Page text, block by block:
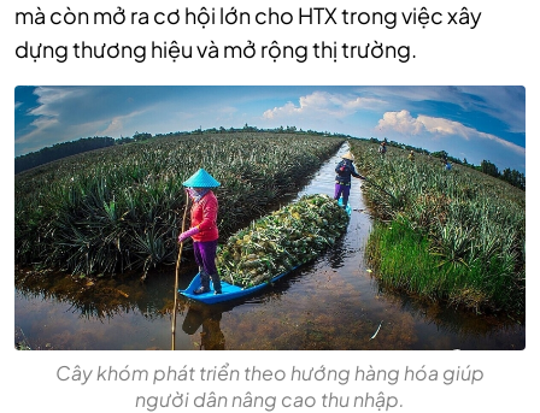
mà còn mở ra cơ hội lớn cho HTX trong việc xây
dựng thương hiệu và mở rộng thị trường.
Cây khóm phát triển theo hướng hàng hóa giúp
người dân nâng cao thu nhập.